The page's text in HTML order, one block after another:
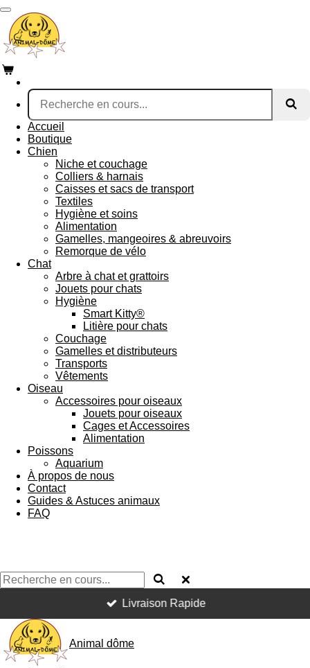
Passer
au
contenu
principal
Accueil
Boutique
Chien
Niche et couchage
Colliers & harnais
Caisses et sacs de transport
Textiles
Hygiène et soins
Alimentation
Gamelles, mangeoires & abreuvoirs
Remorque de vélo
Chat
Arbre à chat et grattoirs
Jouets pour chats
Hygiène
Smart Kitty®
Litière pour chats
Couchage
Gamelles et distributeurs
Transports
Vêtements
Oiseau
Accessoires pour oiseaux
Jouets pour oiseaux
Cages et Accessoires
Alimentation
Poissons
Aquarium
À propos de nous
Contact
Guides & Astuces animaux
FAQ
Livraison Rapide
Animal dôme